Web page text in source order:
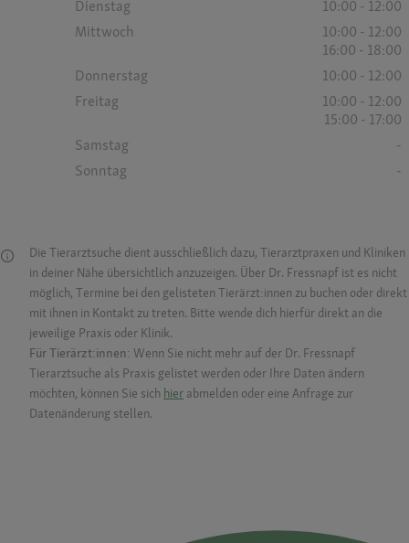
Dienstag
10:00 - 12:00
Mittwoch
10:00 - 12:00
16:00 - 18:00
Donnerstag
10:00 - 12:00
Freitag
10:00 - 12:00
15:00 - 17:00
Samstag
-
Sonntag
-
Die Tierarztsuche dient ausschließlich dazu, Tierarztpraxen und Kliniken
in deiner Nähe übersichtlich anzuzeigen. Über Dr. Fressnapf ist es nicht
möglich, Termine bei den gelisteten Tierärzt:innen zu buchen oder direkt
mit ihnen in Kontakt zu treten. Bitte wende dich hierfür direkt an die
jeweilige Praxis oder Klinik.
Für Tierärzt:innen: Wenn Sie nicht mehr auf der Dr. Fressnapf
Tierarztsuche als Praxis gelistet werden oder Ihre Daten ändern
möchten, können Sie sich hier abmelden oder eine Anfrage zur
Datenänderung stellen.